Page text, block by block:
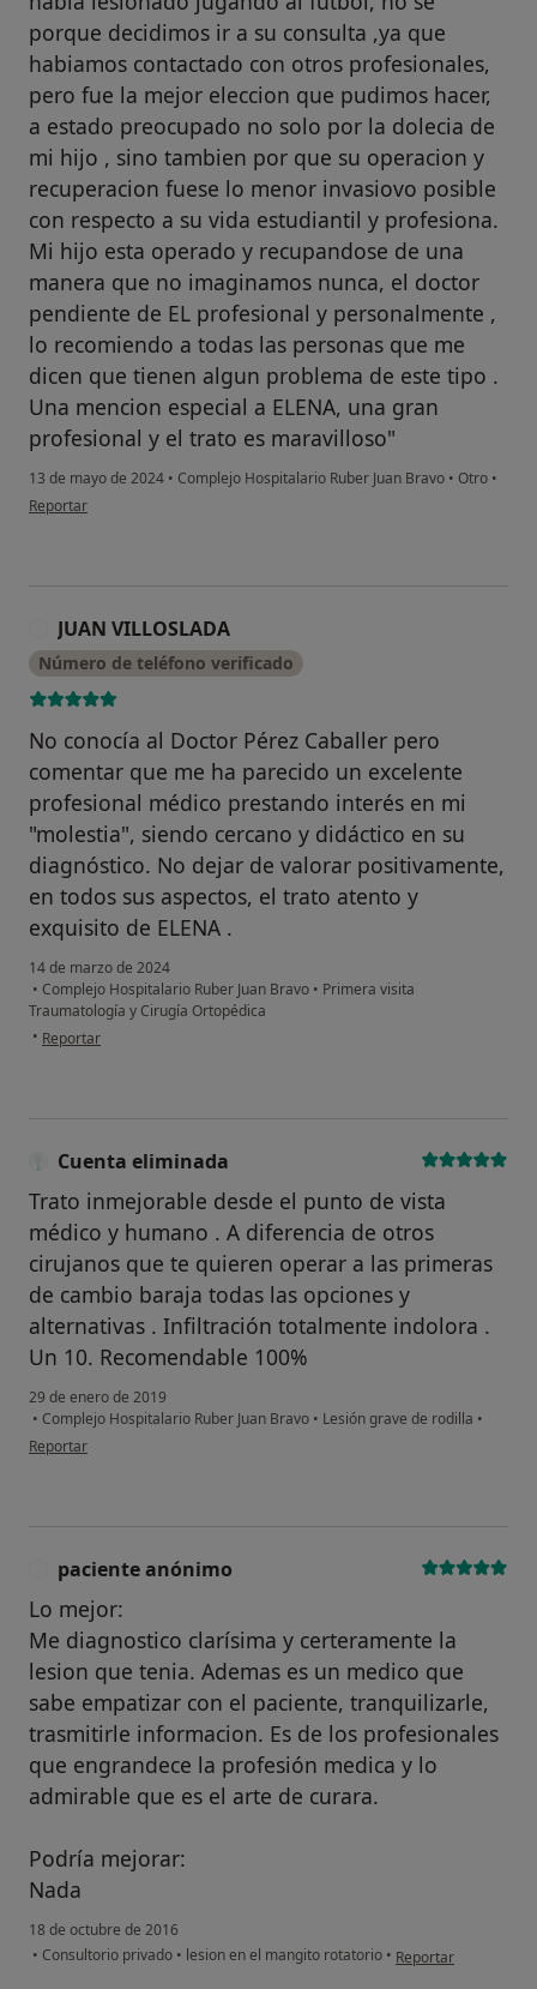
porque decidimos ir a su consulta ,ya que
habiamos contactado con otros profesionales,
pero fue la mejor eleccion que pudimos hacer,
a estado preocupado no solo por la dolecia de
mi hijo , sino tambien por que su operacion y
recuperacion fuese lo menor invasiovo posible
con respecto a su vida estudiantil y profesiona.
Mi hijo esta operado y recupandose de una
manera que no imaginamos nunca, el doctor
pendiente de EL profesional y personalmente ,
lo recomiendo a todas las personas que me
dicen que tienen algun problema de este tipo .
Una mencion especial a ELENA, una gran
profesional y el trato es maravilloso"
13 de mayo de 2024 • Complejo Hospitalario Ruber Juan Bravo • Otro •
en opinión del usuario ALICIA
Reportar
JUAN VILLOSLADA
Número de teléfono verificado
No conocía al Doctor Pérez Caballer pero
comentar que me ha parecido un excelente
profesional médico prestando interés en mi
"molestia", siendo cercano y didáctico en su
diagnóstico. No dejar de valorar positivamente,
en todos sus aspectos, el trato atento y
exquisito de ELENA .
14 de marzo de 2024
• Complejo Hospitalario Ruber Juan Bravo • Primera visita
Traumatología y Cirugía Ortopédica
• en opinión del usuario JUAN VILLOSLADA
Reportar
Cuenta eliminada
Trato inmejorable desde el punto de vista
médico y humano . A diferencia de otros
cirujanos que te quieren operar a las primeras
de cambio baraja todas las opciones y
alternativas . Infiltración totalmente indolora .
Un 10. Recomendable 100%
29 de enero de 2019
• Complejo Hospitalario Ruber Juan Bravo • Lesión grave de rodilla •
en opinión del usuario Cuenta eliminada
Reportar
paciente anónimo
Lo mejor:
Me diagnostico clarísima y certeramente la
lesion que tenia. Ademas es un medico que
sabe empatizar con el paciente, tranquilizarle,
trasmitirle informacion. Es de los profesionales
que engrandece la profesión medica y lo
admirable que es el arte de curara.
Podría mejorar:
Nada
18 de octubre de 2016
• Consultorio privado • lesion en el mangito rotatorio • en opinión del
Reportar